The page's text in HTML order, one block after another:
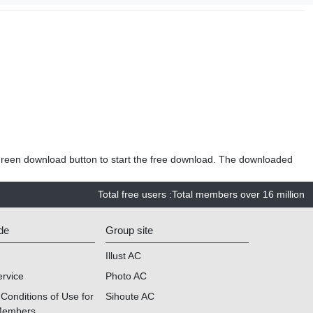
download button to start the free download. The downloaded
Total free users:Total members over 16 million
of Use for
Group site
Illust AC
Photo AC
Sihoute AC